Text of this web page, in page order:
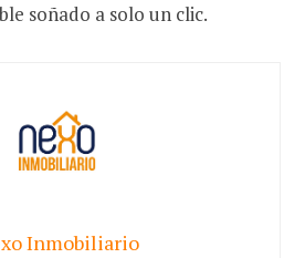
soñado a solo un clic.
Inmobiliario